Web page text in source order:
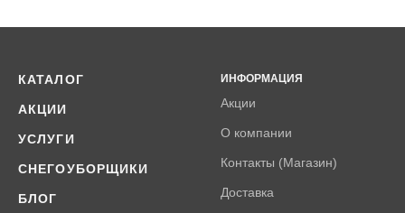
КАТАЛОГ
АКЦИИ
УСЛУГИ
СНЕГОУБОРЩИКИ
БЛОГ
ИНФОРМАЦИЯ
Акции
О компании
Контакты (Магазин)
Доставка